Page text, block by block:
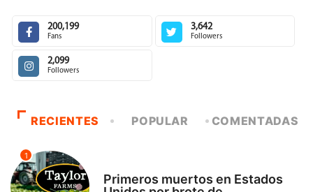
200,199
Fans
3,642
Followers
2,099
Followers
RECIENTES POPULAR COMENTADAS
1
Primeros muertos en Estados